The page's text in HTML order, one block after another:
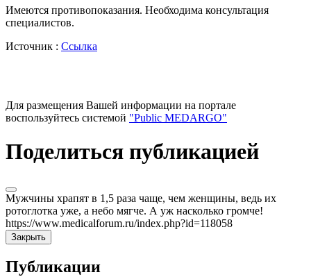
Имеются противопоказания. Необходима консультация
специалистов.
Источник : Ссылка
Для размещения Вашей информации на портале
воспользуйтесь системой "Public MEDARGO"
Поделиться публикацией
Мужчины храпят в 1,5 раза чаще, чем женщины, ведь их
ротоглотка уже, а небо мягче. А уж насколько громче!
https://www.medicalforum.ru/index.php?id=118058
Закрыть
Публикации